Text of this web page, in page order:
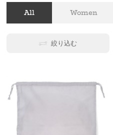
All Women
絞り込む